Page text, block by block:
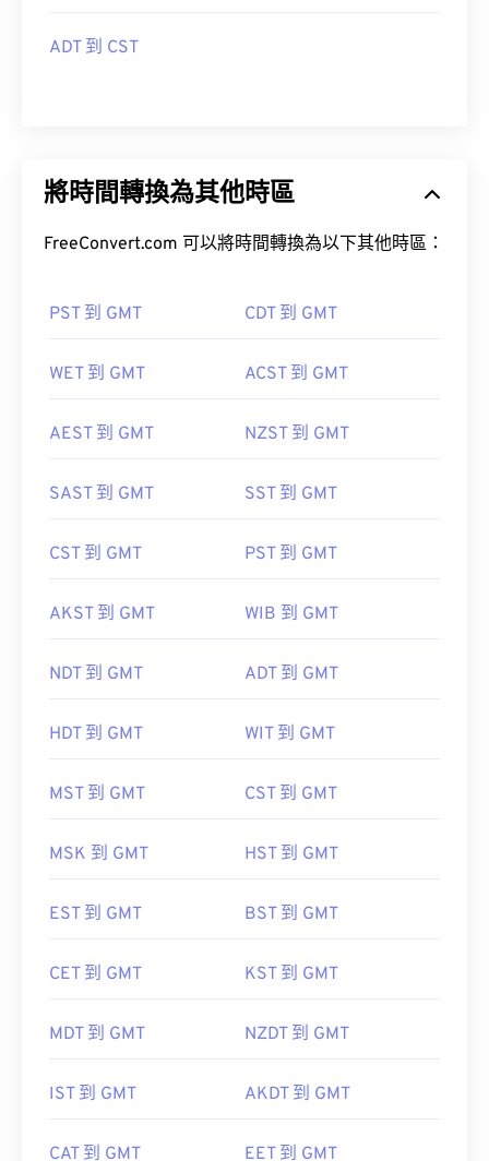
ADT 到 CST
將時間轉換為其他時區
FreeConvert.com 可以將時間轉換為以下其他時區：
PST 到 GMT CDT 到 GMT
WET 到 GMT ACST 到 GMT
AEST 到 GMT NZST 到 GMT
SAST 到 GMT SST 到 GMT
CST 到 GMT PST 到 GMT
AKST 到 GMT WIB 到 GMT
NDT 到 GMT ADT 到 GMT
HDT 到 GMT WIT 到 GMT
MST 到 GMT CST 到 GMT
MSK 到 GMT HST 到 GMT
EST 到 GMT BST 到 GMT
CET 到 GMT KST 到 GMT
MDT 到 GMT NZDT 到 GMT
IST 到 GMT AKDT 到 GMT
CAT 到 GMT EET 到 GMT